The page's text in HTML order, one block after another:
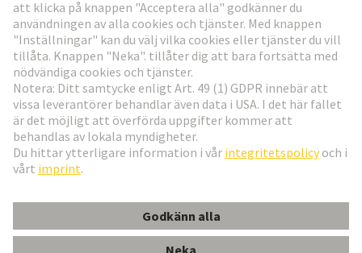
Social Media
Sverige
© Teknologi-koncernen HARTING